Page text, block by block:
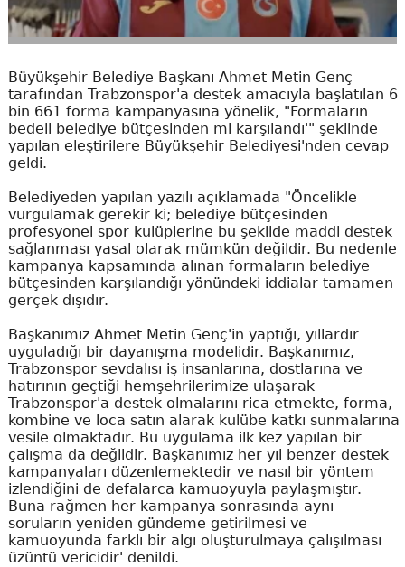
Büyükşehir Belediye Başkanı Ahmet Metin Genç
tarafından Trabzonspor'a destek amacıyla başlatılan 6
bin 661 forma kampanyasına yönelik, "Formaların
bedeli belediye bütçesinden mi karşılandı'" şeklinde
yapılan eleştirilere Büyükşehir Belediyesi'nden cevap
geldi.
Belediyeden yapılan yazılı açıklamada "Öncelikle
vurgulamak gerekir ki; belediye bütçesinden
profesyonel spor kulüplerine bu şekilde maddi destek
sağlanması yasal olarak mümkün değildir. Bu nedenle
kampanya kapsamında alınan formaların belediye
bütçesinden karşılandığı yönündeki iddialar tamamen
gerçek dışıdır.
Başkanımız Ahmet Metin Genç'in yaptığı, yıllardır
uyguladığı bir dayanışma modelidir. Başkanımız,
Trabzonspor sevdalısı iş insanlarına, dostlarına ve
hatırının geçtiği hemşehrilerimize ulaşarak
Trabzonspor'a destek olmalarını rica etmekte, forma,
kombine ve loca satın alarak kulübe katkı sunmalarına
vesile olmaktadır. Bu uygulama ilk kez yapılan bir
çalışma da değildir. Başkanımız her yıl benzer destek
kampanyaları düzenlemektedir ve nasıl bir yöntem
izlendiğini de defalarca kamuoyuyla paylaşmıştır.
Buna rağmen her kampanya sonrasında aynı
soruların yeniden gündeme getirilmesi ve
kamuoyunda farklı bir algı oluşturulmaya çalışılması
üzüntü vericidir' denildi.